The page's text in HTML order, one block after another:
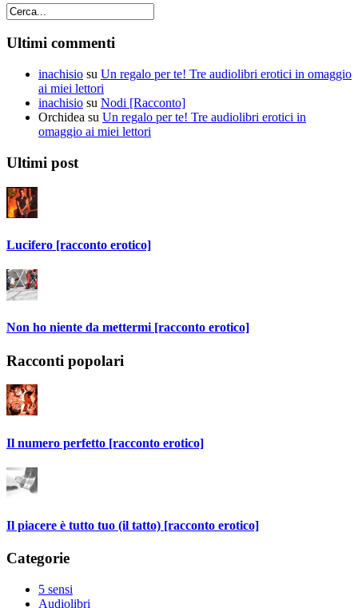
Ultimi commenti
inachisio su Un regalo per te! Tre audiolibri erotici in omaggio
ai miei lettori
inachisio su Nodi [Racconto]
Orchidea su Un regalo per te! Tre audiolibri erotici in
omaggio ai miei lettori
Ultimi post
Lucifero [racconto erotico]
Non ho niente da mettermi [racconto erotico]
Racconti popolari
Il numero perfetto [racconto erotico]
Il piacere è tutto tuo (il tatto) [racconto erotico]
Categorie
5 sensi
Audiolibri